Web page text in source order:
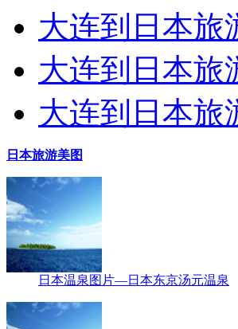
大连到日本旅
大连到日本旅
大连到日本旅
日本旅游美图
日本温泉图片—日本东京汤元温泉